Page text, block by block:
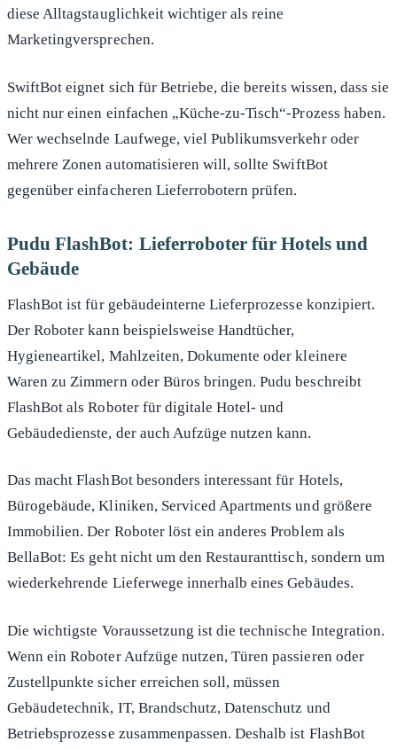
diese Alltagstauglichkeit wichtiger als reine
Marketingversprechen.
SwiftBot eignet sich für Betriebe, die bereits wissen, dass sie
nicht nur einen einfachen „Küche-zu-Tisch“-Prozess haben.
Wer wechselnde Laufwege, viel Publikumsverkehr oder
mehrere Zonen automatisieren will, sollte SwiftBot
gegenüber einfacheren Lieferrobotern prüfen.
Pudu FlashBot: Lieferroboter für Hotels und
Gebäude
FlashBot ist für gebäudeinterne Lieferprozesse konzipiert.
Der Roboter kann beispielsweise Handtücher,
Hygieneartikel, Mahlzeiten, Dokumente oder kleinere
Waren zu Zimmern oder Büros bringen. Pudu beschreibt
FlashBot als Roboter für digitale Hotel- und
Gebäudedienste, der auch Aufzüge nutzen kann.
Das macht FlashBot besonders interessant für Hotels,
Bürogebäude, Kliniken, Serviced Apartments und größere
Immobilien. Der Roboter löst ein anderes Problem als
BellaBot: Es geht nicht um den Restauranttisch, sondern um
wiederkehrende Lieferwege innerhalb eines Gebäudes.
Die wichtigste Voraussetzung ist die technische Integration.
Wenn ein Roboter Aufzüge nutzen, Türen passieren oder
Zustellpunkte sicher erreichen soll, müssen
Gebäudetechnik, IT, Brandschutz, Datenschutz und
Betriebsprozesse zusammenpassen. Deshalb ist FlashBot